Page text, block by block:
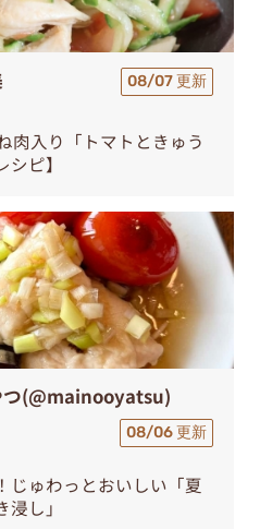
08/07 更新
肉入り「トマトときゅう
ピ】
つ(@mainooyatsu)
08/06 更新
じゅわっとおいしい「夏
し」